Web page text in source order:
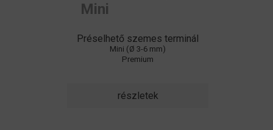
Mini
Préselhető szemes terminál
Mini (Ø 3-6 mm)
Premium
részletek